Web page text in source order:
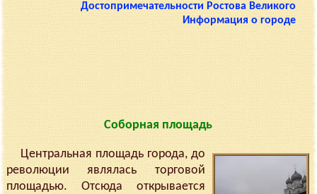
Достопримечательности Ростова Великого
Информация о городе
Соборная площадь
Центральная площадь города, до
революции являлась торговой
площадью. Отсюда открывается